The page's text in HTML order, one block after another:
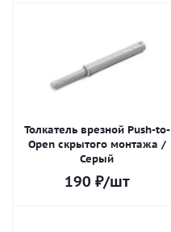
Толкатель врезной Push-to-
Open скрытого монтажа /
Серый
190 ₽/шт